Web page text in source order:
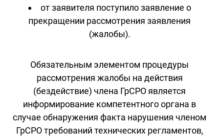
от заявителя поступило заявление о
прекращении рассмотрения заявления
(жалобы).
Обязательным элементом процедуры
рассмотрения жалобы на действия
(бездействие) члена ГрСРО является
информирование компетентного органа в
случае обнаружения факта нарушения членом
ГрСРО требований технических регламентов,